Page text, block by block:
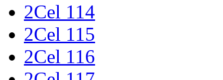
2Cel 114
2Cel 115
2Cel 116